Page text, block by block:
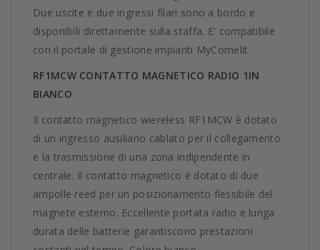
Due uscite e due ingressi filari sono a bordo e
disponibili direttamente sulla staffa. E' compatibile
con il portale di gestione impianti MyComelit
RF1MCW CONTATTO MAGNETICO RADIO 1IN
BIANCO
Il contatto magnetico wiereless RF1MCW è dotato
di un ingresso ausiliario cablato per il collegamento
e la trasmissione di una zona indipendente in
centrale. Il contatto magnetico è dotato di due
ampolle reed per un posizionamento flessibile del
magnete esterno. Eccellente portata radio e lunga
durata delle batterie garantiscono prestazioni